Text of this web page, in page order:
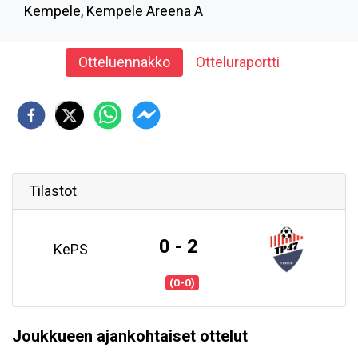
Kempele, Kempele Areena A
Otteluennakko Otteluraportti
Tilastot
KePS 0 - 2
(0-0)
Joukkueen ajankohtaiset ottelut